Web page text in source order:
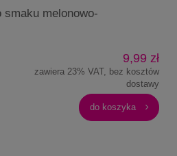
melonowo-
9,99 zł
zawiera 23% VAT, bez kosztów
dostawy
do koszyka